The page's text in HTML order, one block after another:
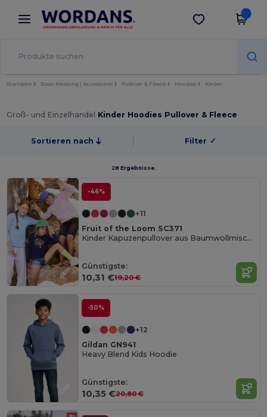
× Wordans App
Bessere Preise in der App!
App holen
Startseite Basic Kleidung | Accessoires Pullover & Fleece Hoodies Kinder
Groß- und Einzelhandel Kinder Hoodies Pullover & Fleece
Sortieren nach Filter ✓
28 Ergebnisse.
-46%
+11
Fruit of the Loom SC371
Kinder Kapuzenpullover aus Baumwollmischung
Günstigste:
10,31 €19,20 €
-50%
+12
Gildan GN941
Heavy Blend Kids Hoodie
Günstigste:
10,35 €20,80 €